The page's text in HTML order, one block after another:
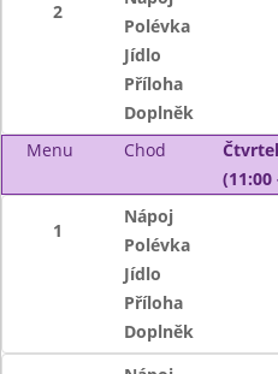
2
Polévka
Jídlo
Příloha
Doplněk
Menu
Chod
(11:00
1
Nápoj
Polévka
Jídlo
Příloha
Doplněk